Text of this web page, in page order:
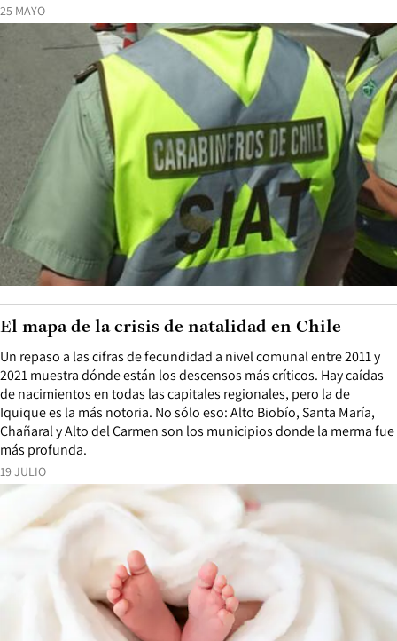
25 MAYO
19 JULIO
Un repaso a las cifras de fecundidad a nivel comunal entre 2011 y
2021 muestra dónde están los descensos más críticos. Hay caídas
de nacimientos en todas las capitales regionales, pero la de
Iquique es la más notoria. No sólo eso: Alto Biobío, Santa María,
Chañaral y Alto del Carmen son los municipios donde la merma fue
más profunda.
El mapa de la crisis de natalidad en Chile